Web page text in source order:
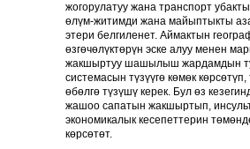
жогорулатуу жана транспорт
өлүм-житимди жана майыптыкты
этери белгиленет. Аймактын
өзгөчөлүктөрүн эске алуу менен
жакшыртуу шашылыш жардамдын
системасын түзүүгө көмөк көрсөтүп,
өбөлгө түзүшү керек. Бул өз
жашоо сапатын жакшыртып,
экономикалык кесепеттерин
көрсөтөт.